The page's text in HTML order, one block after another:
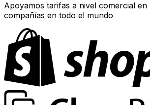
Apoyamos tarifas a nivel comercial en
compañías en todo el mundo